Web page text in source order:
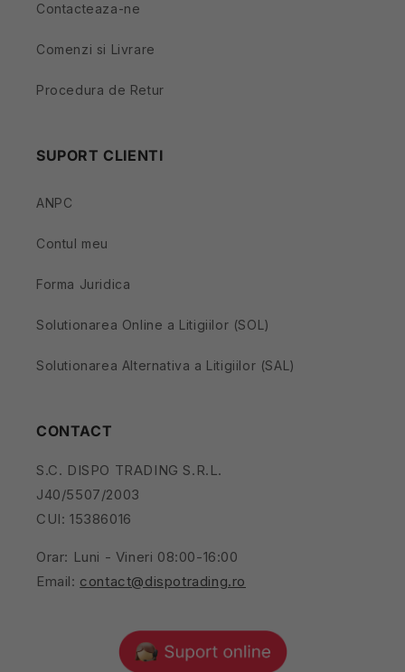
Contacteaza-ne
Comenzi si Livrare
Procedura de Retur
SUPORT CLIENTI
ANPC
Contul meu
Forma Juridica
Solutionarea Online a Litigiilor (SOL)
Solutionarea Alternativa a Litigiilor (SAL)
CONTACT
S.C. DISPO TRADING S.R.L.
J40/5507/2003
CUI: 15386016
Orar: Luni - Vineri 08:00-16:00
Email: contact@dispotrading.ro